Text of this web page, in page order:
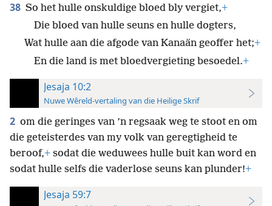
38 So het hulle onskuldige bloed bly vergiet,+
Die bloed van hulle seuns en hulle dogters,
Wat hulle aan die afgode van Kanaän geoffer het;+
En die land is met bloedvergieting besoedel.+
Jesaja 10:2
Nuwe Wêreld-vertaling van die Heilige Skrif
2 om die geringes van ’n regsaak weg te stoot en om
die geteisterdes van my volk van geregtigheid te
beroof,+ sodat die weduwees hulle buit kan word en
sodat hulle selfs die vaderlose seuns kan plunder!+
Jesaja 59:7